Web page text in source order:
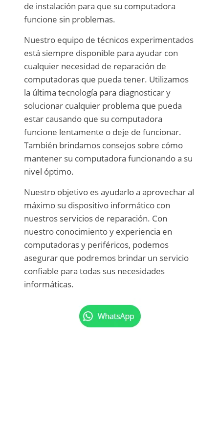
de instalación para que su computadora
funcione sin problemas.
Nuestro equipo de técnicos experimentados
está siempre disponible para ayudar con
cualquier necesidad de reparación de
computadoras que pueda tener. Utilizamos
la última tecnología para diagnosticar y
solucionar cualquier problema que pueda
estar causando que su computadora
funcione lentamente o deje de funcionar.
También brindamos consejos sobre cómo
mantener su computadora funcionando a su
nivel óptimo.
Nuestro objetivo es ayudarlo a aprovechar al
máximo su dispositivo informático con
nuestros servicios de reparación. Con
nuestro conocimiento y experiencia en
computadoras y periféricos, podemos
asegurar que podremos brindar un servicio
confiable para todas sus necesidades
informáticas.